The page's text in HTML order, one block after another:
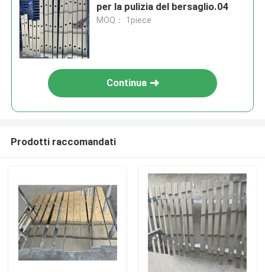
per la pulizia del bersaglio.04
MOQ： 1piece
Continua
Prodotti raccomandati